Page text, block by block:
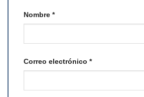
Nombre *
Correo electrónico *